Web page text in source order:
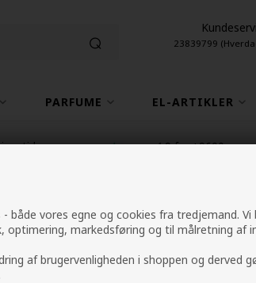
både vores egne og cookies fra tredjemand. Vi
optimering, markedsføring og til målretning af
af brugervenligheden i shoppen og derved
23839799
PARFUME EL-ARTIKLER
4,9 fra +9600
Revlon Nutri
240ml